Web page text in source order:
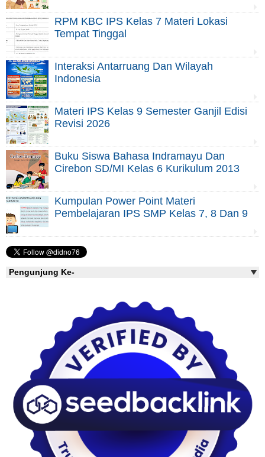
RPM KBC IPS Kelas 7 Materi Lokasi
Tempat Tinggal
Interaksi Antarruang Dan Wilayah
Indonesia
Materi IPS Kelas 9 Semester Ganjil Edisi
Revisi 2026
Buku Siswa Bahasa Indramayu Dan
Cirebon SD/MI Kelas 6 Kurikulum 2013
Kumpulan Power Point Materi
Pembelajaran IPS SMP Kelas 7, 8 Dan 9
Pengunjung Ke-